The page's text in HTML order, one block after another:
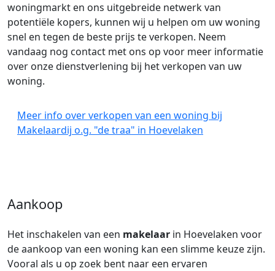
woningmarkt en ons uitgebreide netwerk van
potentiële kopers, kunnen wij u helpen om uw woning
snel en tegen de beste prijs te verkopen. Neem
vandaag nog contact met ons op voor meer informatie
over onze dienstverlening bij het verkopen van uw
woning.
Meer info over verkopen van een woning bij
Makelaardij o.g. "de traa" in Hoevelaken
Aankoop
Het inschakelen van een makelaar in Hoevelaken voor
de aankoop van een woning kan een slimme keuze zijn.
Vooral als u op zoek bent naar een ervaren